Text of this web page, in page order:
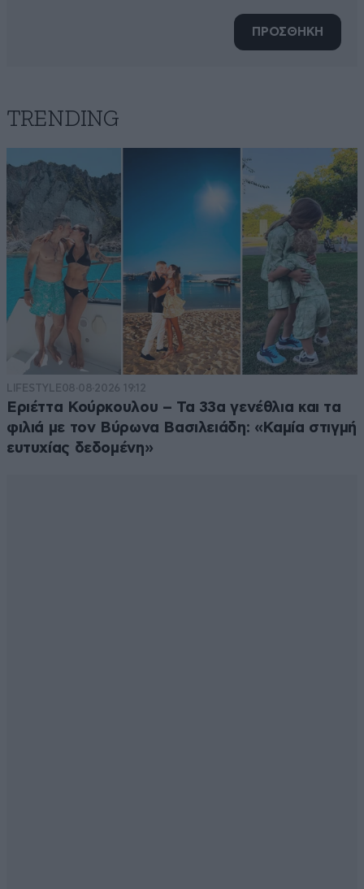
ΠΡΟΣΘΗΚΗ
TRENDING
LIFESTYLE08·08·2026 19:12
Εριέττα Κούρκουλου – Τα 33α γενέθλια και τα
φιλιά με τον Βύρωνα Βασιλειάδη: «Καμία στιγμή
ευτυχίας δεδομένη»